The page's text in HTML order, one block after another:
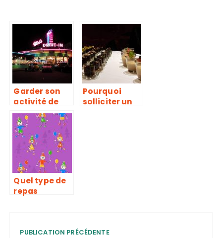
Garder son
activité de
restaurateur
pendant le
COVID-19
Pourquoi
solliciter un
Quel type de
repas
PUBLICATION PRÉCÉDENTE